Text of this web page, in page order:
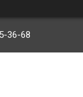
36-68